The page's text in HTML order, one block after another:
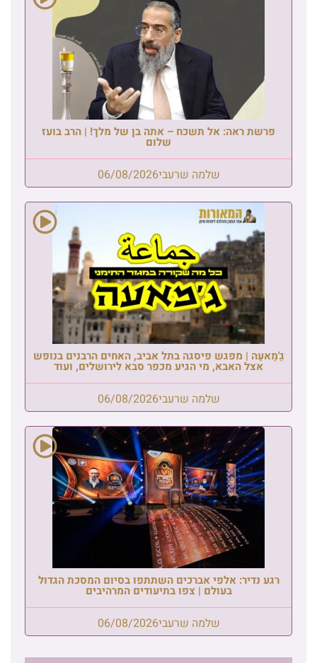
פרשת ראה: אל תשכח – אתה בן של מלך! | הרב בועז
שלום
שלמה שרעבי06/08/2026
גַ'מַאעַה | מפגש פיסגה בתל אביב, האחים הרבנים בנופש
אצל האבא, מי הגיע מכפר סבא לירושלים, ועוד
שלמה שרעבי06/08/2026
רגע נדיר: אלפי אברכים השתתפו בסיום המסכת הגדול
בעולם | צפו בתיעודים המרהיבים
שלמה שרעבי06/08/2026